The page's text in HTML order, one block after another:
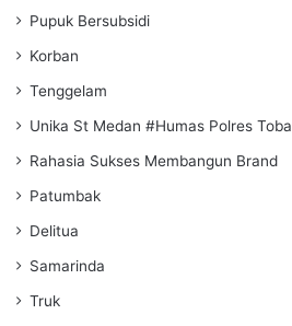
Pupuk Bersubsidi
Korban
Tenggelam
Unika St Medan #Humas Polres Toba
Rahasia Sukses Membangun Brand
Patumbak
Delitua
Samarinda
Truk